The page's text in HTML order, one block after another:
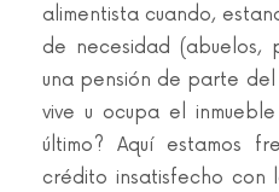
alimentista cuando,
de necesidad (abuelos,
una pensión de parte
vive u ocupa el
último? Aquí estamos
crédito insatisfecho con